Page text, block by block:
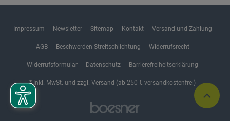
Impressum Newsletter Sitemap Kontakt Versand und Zahlung
AGB Beschwerden-Streitschlichtung Widerrufsrecht
Widerrufsformular Datenschutz Barrierefreiheitserklärung
* Inkl. MwSt. und zzgl. Versand (ab 250 € versandkostenfrei)